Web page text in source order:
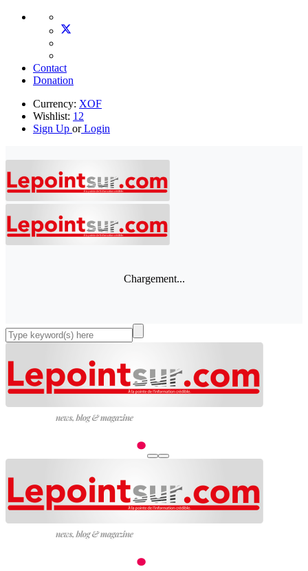
Contact
Donation
Currency: XOF
Wishlist: 12
Sign Up orLogin
Chargement...